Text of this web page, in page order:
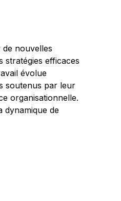
nouvelles
stratégies efficaces
évolue
soutenus par leur
organisationnelle.
dynamique de